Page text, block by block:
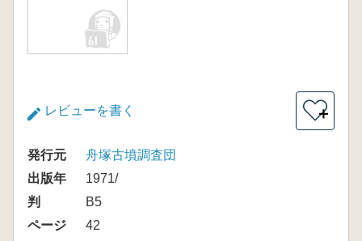
レビューを書く ＋
発行元
舟塚古墳調査団
出版年
1971/
判
B5
ページ
42